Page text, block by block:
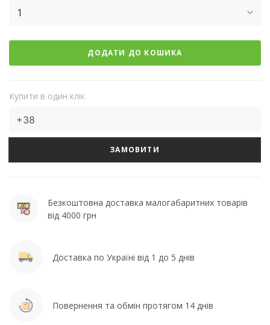
1
ДОДАТИ ДО КОШИКА
Купити в один клік
ЗАМОВИТИ
Безкоштовна доставка малогабаритних товарів
від 4000 грн
Доставка по Україні від 1 до 5 днів
Повернення та обмін протягом 14 днів